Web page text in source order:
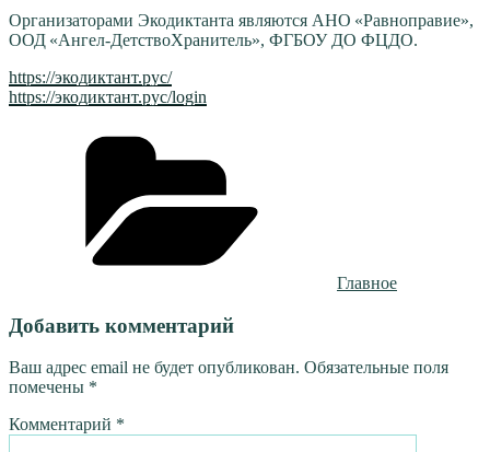
Организаторами Экодиктанта являются АНО «Равноправие»,
ООД «Ангел-ДетствоХранитель», ФГБОУ ДО ФЦДО.
https://экодиктант.рус/
https://экодиктант.рус/login
Главное
Добавить комментарий
Ваш адрес email не будет опубликован. Обязательные поля
помечены *
Комментарий *